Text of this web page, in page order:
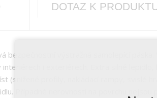
DOTAZ K
bezpečnostní výstražná samolepící
interiérech i exteriérech. Extra silné
(snížené profily, nakládací rampy, svislé
Případné nerovnosti na povrchu